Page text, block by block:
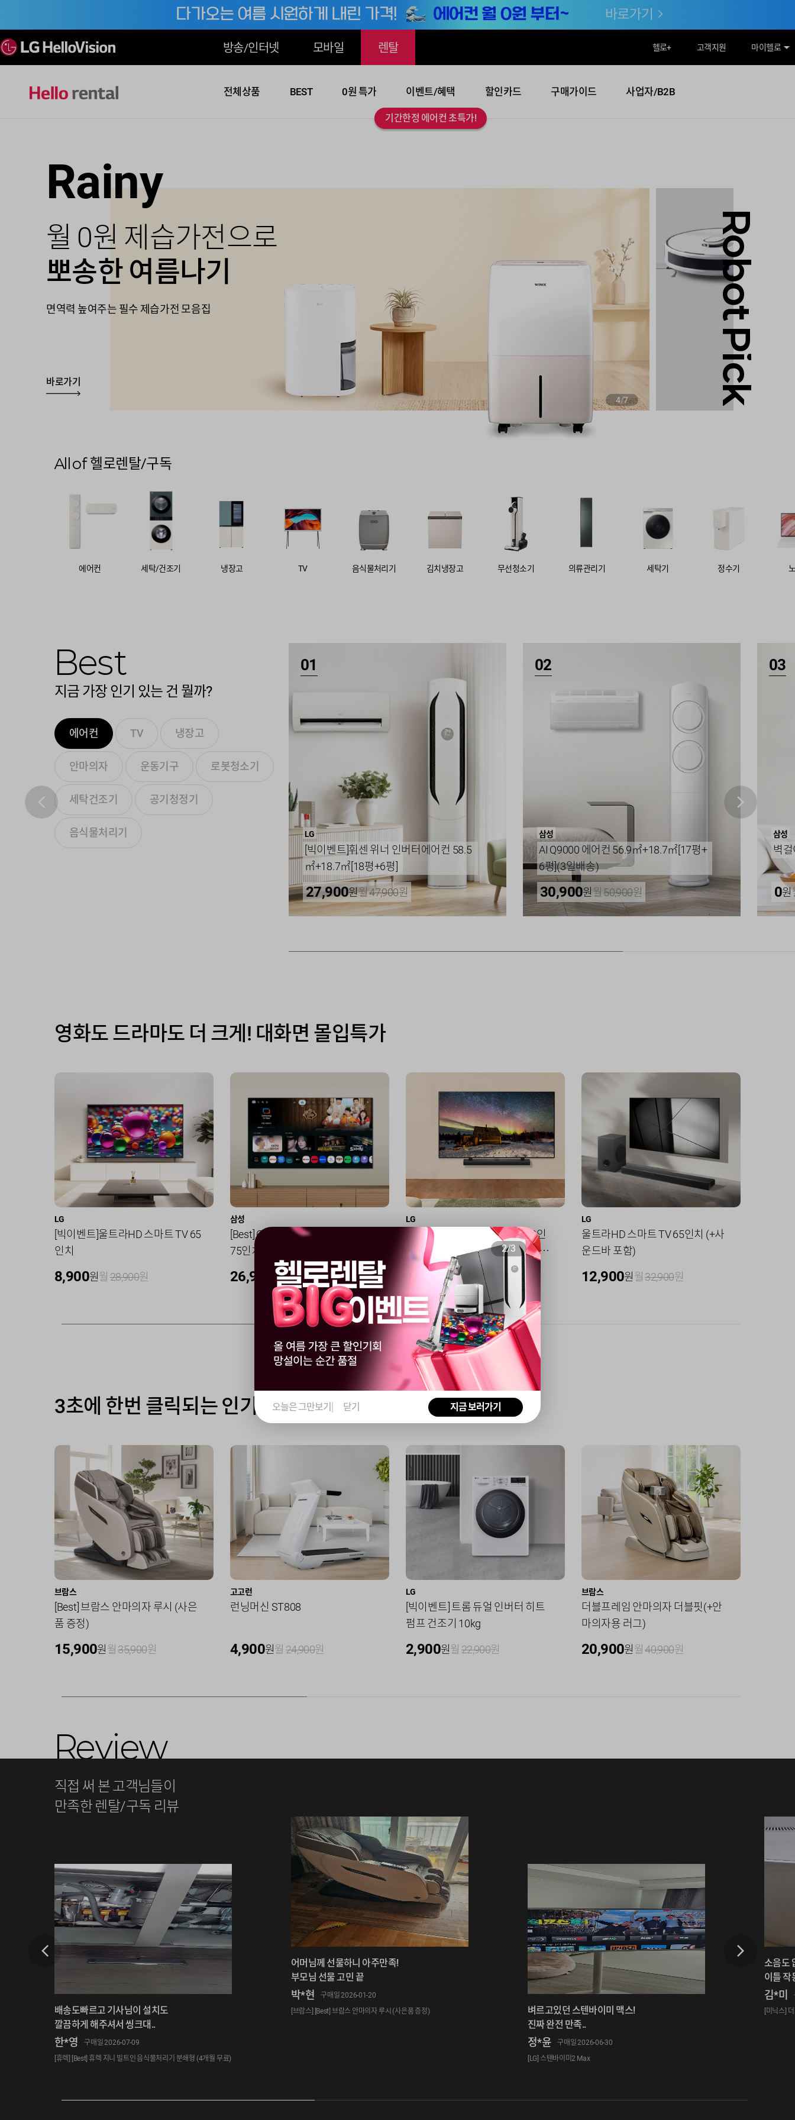
방송/인터넷 모바일 렌탈 헬로+ 고객지원 마이헬로
전체상품 BEST 0원 특가 이벤트/혜택
기간한정 에어컨 초특가!
할인카드 구매가이드 사업자/B2B
Aircon
최대 90% 할인특가
에어컨 슈퍼세일
연 중 최대 초특가 에어컨 바로가기
바로가기
Clean
4개월 무료 혜택!
음식물처리기
한 번 쓰면 못 돌아가는 주방필수템
바로가기
Big screen
영화도 드라마도 더 크게!
최대 66% 할인특가
최대 할인행사를 놓치지마세요!
바로가기
Rainy
월 0원 제습가전으로
뽀송한 여름나기
면역력 높여주는 필수 제습가전 모음집
바로가기
Robot Pick
우리집 딱 맞춤
로봇청소기가 궁금하다면?
당신의 선택에 최저가를 더합니다
바로가기
Pet
우리집 펫케어
월 0원부터 시작
세심한 관리가 만드는 우리 아이의 행복
바로가기
Roborock
S10시리즈 업계 최초런칭
9만원 상당 사은품 증정
어디에도 없는 단독 혜택 공개
바로가기
4/7 Robot Pick
All of 헬로렌탈/구독
에어컨 세탁/건조기 냉장고 TV 음식물처리기 김치냉장고 무선청소기 의류관리기 세탁기 정수기
Best
지금 가장 인기 있는 건 뭘까?
에어컨 TV 냉장고
안마의자 운동기구 로봇청소기
세탁건조기 공기청정기
음식물처리기
01
LG
[빅이벤트]휘센 위너 인버터에어컨 58.5
㎡+18.7㎡[18평+6평]
27,900원월47,900원
02
삼성
AI Q9000 에어컨 56.9㎡+18.7㎡[17평+
6평](3일배송)
30,900원월 50,900원
03
삼성
벽
0원
영화도 드라마도 더 크게! 대화면 몰입특가
LG
[빅이벤트]울트라HD 스마트 TV 65
인치
8,900원월 28,900원
삼성
[Best] Crystal UHD 풀 모션 슬림핏
75인치 UH8000
26,900 원월46,900원
LG
[Best] 울트라 HD 스마트 TV 50인
치/ 기본설치비무료 / LG전문기사
설치 / 3년AS
0 18,900
LG
울트라HD 스마트 TV 65인치 (+사
운드바 포함)
12,900원월 32,900원
3초에 한번 클릭되는 인기상승템
브람스
[Best] 브람스 안마의자 루시 (사은
품 증정)
15,900원월 35,900원
고고런
런닝머신 ST808
4,900원월 24,900원
LG
[빅이벤트] 트롬 듀얼 인버터 히트
펌프 건조기 10kg
2,900원월 22,900원
브람스
더블프레임 안마의자 더블핏(+안
마의자용 러그)
20,900원월 40,900원
Review
직접 써 본 고객님들이
만족한 렌탈/구독 리뷰
배송도빠르고 기사님이 설치도
깔끔하게 해주셔서 씽크대..
한*영
구매일 2026-07-09
[휴렉] [Best] 휴렉 지니 빌트인 음식물처리기 분쇄형 (4개월 무료)
어머님께 선물하니 아주만족!
부모님 선물 고민 끝
박*현
구매일 2026-01-20
[브람스] [Best] 브람스 안마의자 루시 (사은품 증정)
벼르고있던 스텐바이미 맥스!
진짜 완전 만족..
정*윤
구매일 2026-06-30
[LG] 스탠바이미2 Max
소음도
이틀 작
김*미
[미닉스]
2/3
오늘은 그만보기 닫기 지금 보러가기